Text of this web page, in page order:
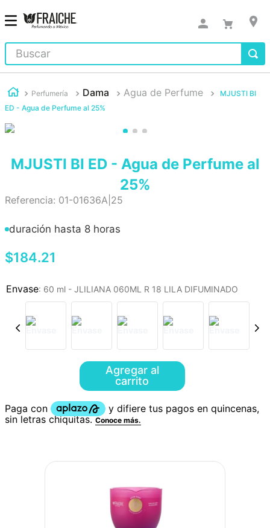
Buscar
Perfumería Dama Agua de Perfume
MJUSTI BI
ED - Agua de Perfume al 25%
MJUSTI BI ED - Agua de Perfume al
25%
Referencia: 01-01636A|25
duración hasta 8 horas
$184.21
: 60 ml - JLILIANA 060ML R 18 LILA DIFUMINADO
Agregar al
carrito